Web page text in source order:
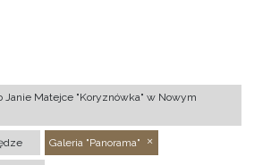
Matejce "Koryznówka" w Nowym
Galeria "Panorama"